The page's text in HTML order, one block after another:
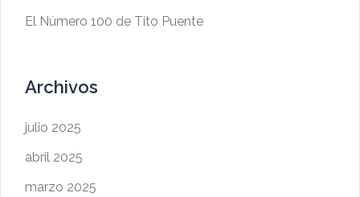
El Número 100 de Tito Puente
Archivos
julio 2025
abril 2025
marzo 2025